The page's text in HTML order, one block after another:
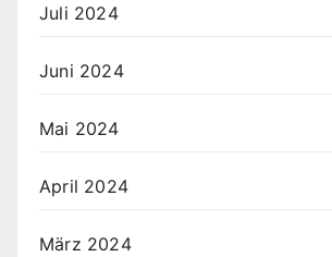
Juli 2024
Juni 2024
Mai 2024
April 2024
März 2024